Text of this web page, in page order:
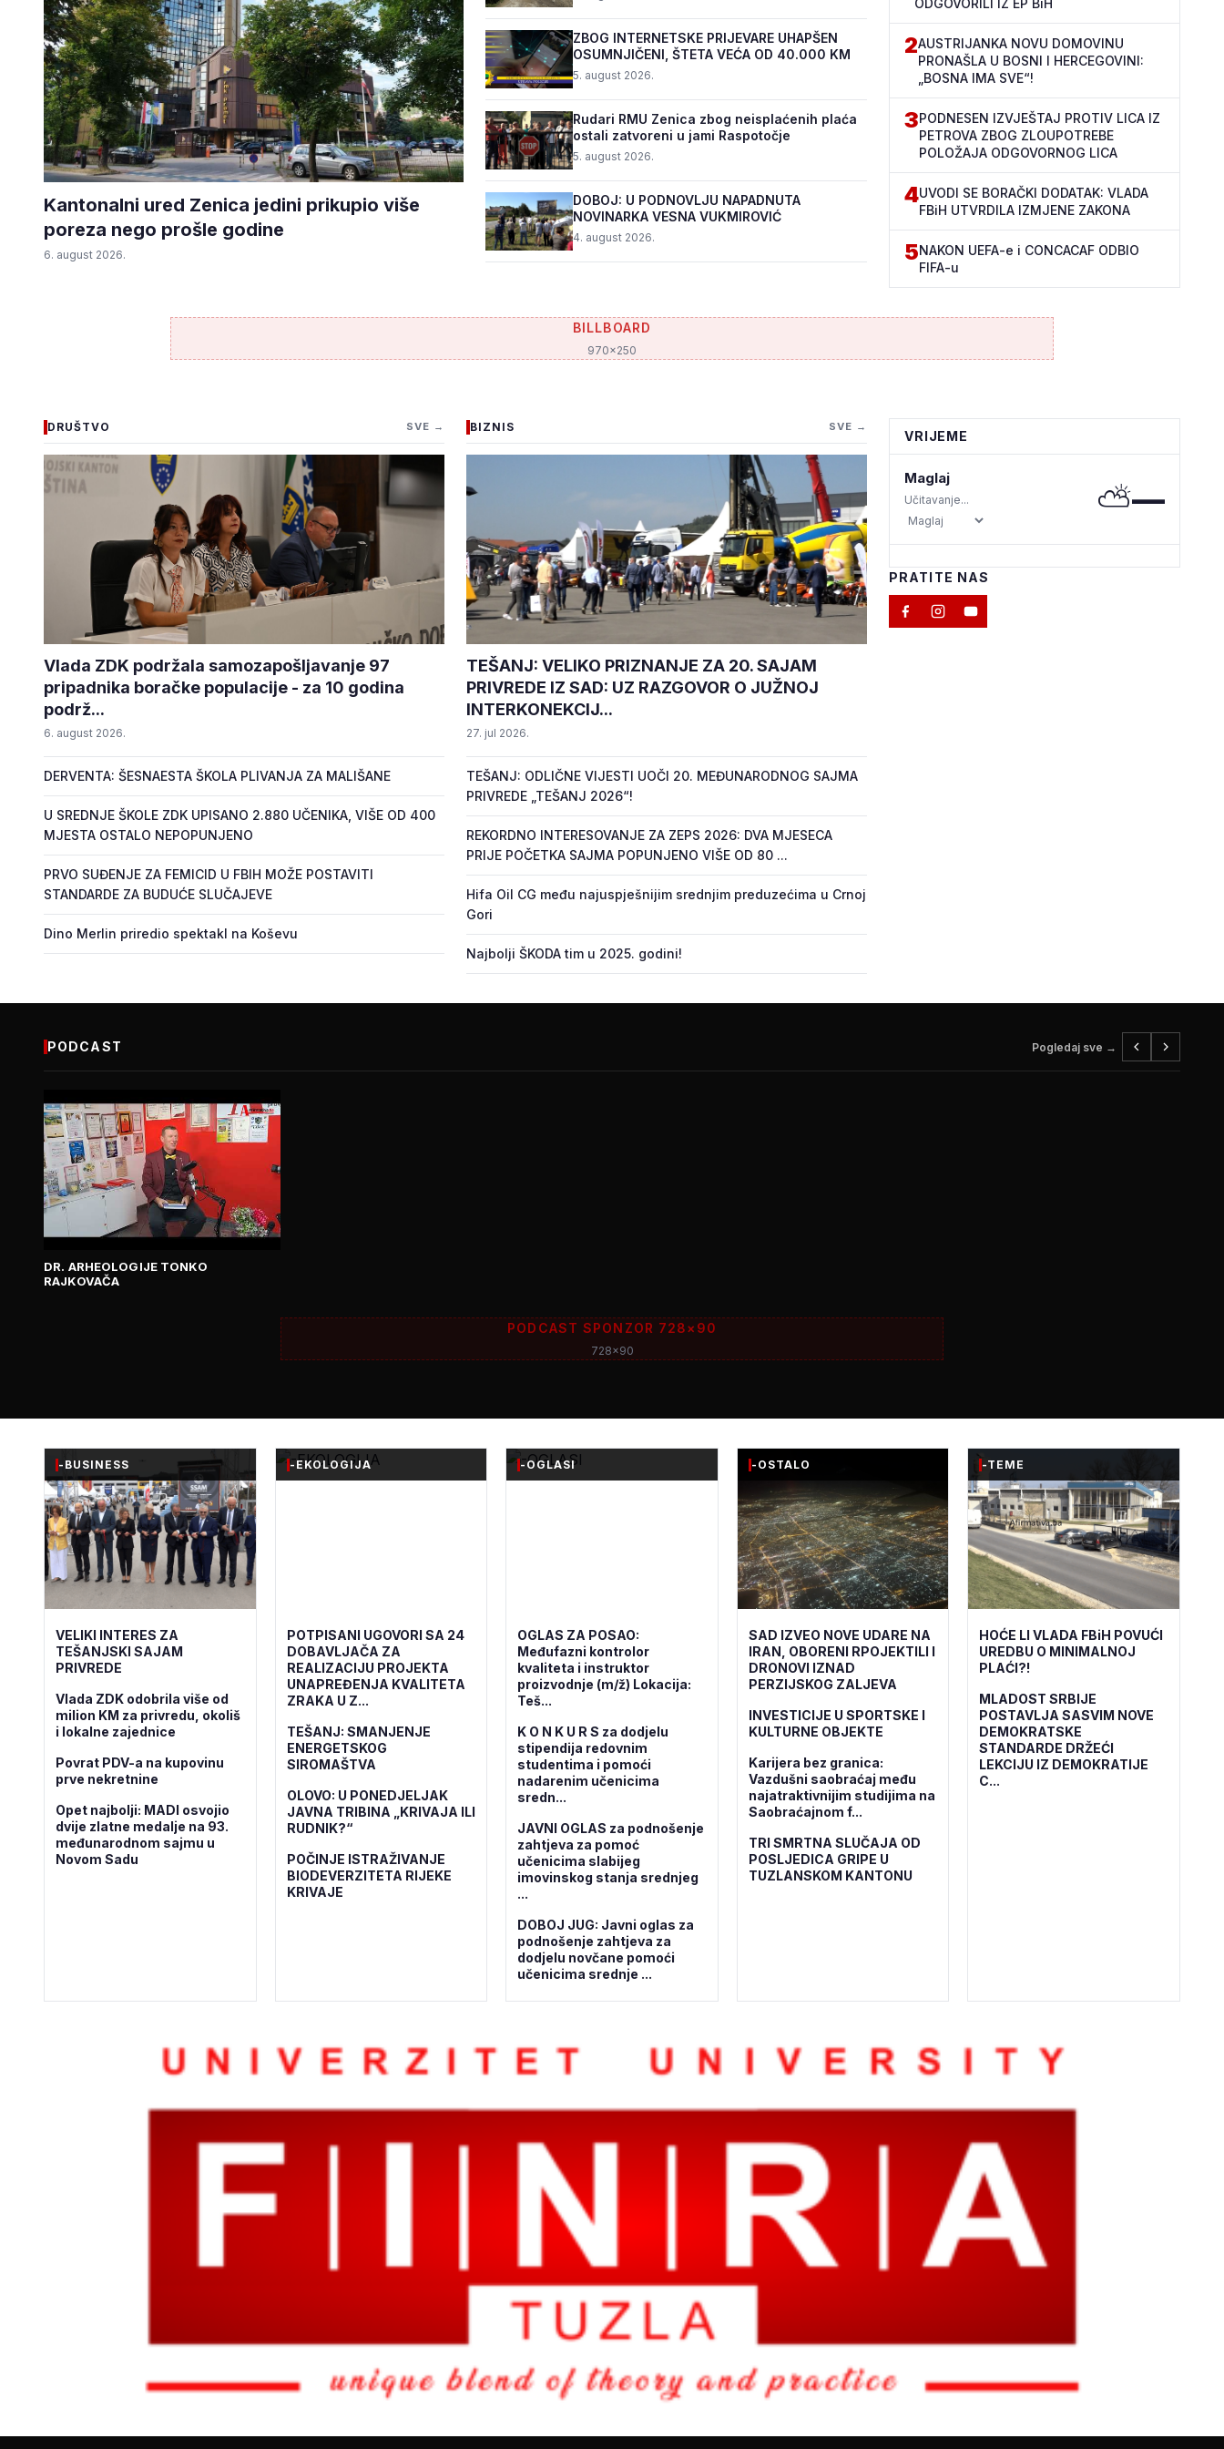
Kantonalni ured Zenica jedini prikupio više
poreza nego prošle godine
6. august 2026.
ZBOG INTERNETSKE PRIJEVARE UHAPŠEN
OSUMNJIČENI, ŠTETA VEĆA OD 40.000 KM
5. august 2026.
Rudari RMU Zenica zbog neisplaćenih plaća
ostali zatvoreni u jami Raspotočje
5. august 2026.
DOBOJ: U PODNOVLJU NAPADNUTA
NOVINARKA VESNA VUKMIROVIĆ
4. august 2026.
ODGOVORILI IZ EP BiH
2AUSTRIJANKA NOVU DOMOVINU
PRONAŠLA U BOSNI I HERCEGOVINI:
„BOSNA IMA SVE“!
3PODNESEN IZVJEŠTAJ PROTIV LICA IZ
PETROVA ZBOG ZLOUPOTREBE
POLOŽAJA ODGOVORNOG LICA
4UVODI SE BORAČKI DODATAK: VLADA
FBiH UTVRDILA IZMJENE ZAKONA
5NAKON UEFA-e i CONCACAF ODBIO
FIFA-u
BILLBOARD
970x250
DRUŠTVO SVE →
Vlada ZDK podržala samozapošljavanje 97
pripadnika boračke populacije - za 10 godina
podrž...
6. august 2026.
DERVENTA: ŠESNAESTA ŠKOLA PLIVANJA ZA MALIŠANE
U SREDNJE ŠKOLE ZDK UPISANO 2.880 UČENIKA, VIŠE OD 400
MJESTA OSTALO NEPOPUNJENO
PRVO SUĐENJE ZA FEMICID U FBIH MOŽE POSTAVITI
STANDARDE ZA BUDUĆE SLUČAJEVE
Dino Merlin priredio spektakl na Koševu
BIZNIS SVE →
TEŠANJ: VELIKO PRIZNANJE ZA 20. SAJAM
PRIVREDE IZ SAD: UZ RAZGOVOR O JUŽNOJ
INTERKONEKCIJ...
27. jul 2026.
TEŠANJ: ODLIČNE VIJESTI UOČI 20. MEĐUNARODNOG SAJMA
PRIVREDE „TEŠANJ 2026“!
REKORDNO INTERESOVANJE ZA ZEPS 2026: DVA MJESECA
PRIJE POČETKA SAJMA POPUNJENO VIŠE OD 80 ...
Hifa Oil CG među najuspješnijim srednjim preduzećima u Crnoj
Gori
Najbolji ŠKODA tim u 2025. godini!
VRIJEME
Maglaj
Učitavanje... ⛅—
PRATITE NAS
PODCAST Pogledaj sve →
DR. ARHEOLOGIJE TONKO
RAJKOVAČA
PODCAST SPONZOR 728×90
728x90
-BUSINESS
VELIKI INTERES ZA
TEŠANJSKI SAJAM
PRIVREDE
Vlada ZDK odobrila više od
milion KM za privredu, okoliš
i lokalne zajednice
Povrat PDV-a na kupovinu
prve nekretnine
Opet najbolji: MADI osvojio
dvije zlatne medalje na 93.
međunarodnom sajmu u
Novom Sadu
-EKOLOGIJA
POTPISANI UGOVORI SA 24
DOBAVLJAČA ZA
REALIZACIJU PROJEKTA
UNAPREĐENJA KVALITETA
ZRAKA U Z...
TEŠANJ: SMANJENJE
ENERGETSKOG
SIROMAŠTVA
OLOVO: U PONEDJELJAK
JAVNA TRIBINA „KRIVAJA ILI
RUDNIK?“
POČINJE ISTRAŽIVANJE
BIODEVERZITETA RIJEKE
KRIVAJE
-OGLASI
OGLAS ZA POSAO:
Međufazni kontrolor
kvaliteta i instruktor
proizvodnje (m/ž) Lokacija:
Teš...
K O N K U R S za dodjelu
stipendija redovnim
studentima i pomoći
nadarenim učenicima
sredn...
JAVNI OGLAS za podnošenje
zahtjeva za pomoć
učenicima slabijeg
imovinskog stanja srednjeg
...
DOBOJ JUG: Javni oglas za
podnošenje zahtjeva za
dodjelu novčane pomoći
učenicima srednje ...
-OSTALO
SAD IZVEO NOVE UDARE NA
IRAN, OBORENI RPOJEKTILI I
DRONOVI IZNAD
PERZIJSKOG ZALJEVA
INVESTICIJE U SPORTSKE I
KULTURNE OBJEKTE
Karijera bez granica:
Vazdušni saobraćaj među
najatraktivnijim studijima na
Saobraćajnom f...
TRI SMRTNA SLUČAJA OD
POSLJEDICA GRIPE U
TUZLANSKOM KANTONU
-TEME
HOĆE LI VLADA FBiH POVUĆI
UREDBU O MINIMALNOJ
PLAĆI?!
MLADOST SRBIJE
POSTAVLJA SASVIM NOVE
DEMOKRATSKE
STANDARDE DRŽEĆI
LEKCIJU IZ DEMOKRATIJE
C...